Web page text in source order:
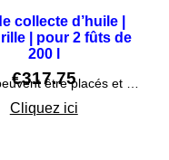
collecte d’huile |
| pour 2 fûts de
200 l
€317.75 Les fûts peuvent être placés et stockés directement sur la grille du bac
Cliquez ici